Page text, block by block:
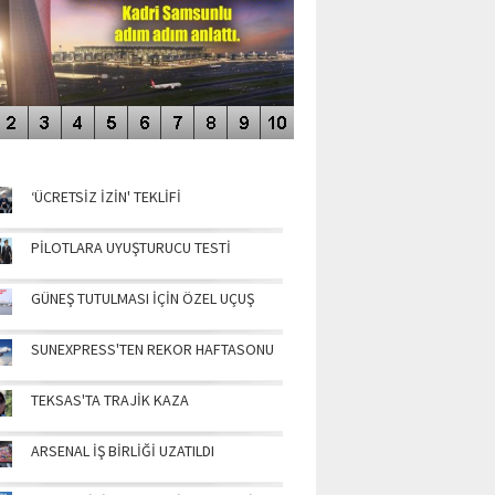
‘ÜCRETSİZ İZİN' TEKLİFİ
PİLOTLARA UYUŞTURUCU TESTİ
GÜNEŞ TUTULMASI İÇİN ÖZEL UÇUŞ
SUNEXPRESS'TEN REKOR HAFTASONU
TEKSAS'TA TRAJİK KAZA
ARSENAL İŞ BİRLİĞİ UZATILDI